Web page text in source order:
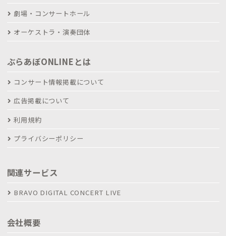
劇場・コンサートホール
オーケストラ・演奏団体
ぶらあぼONLINEとは
コンサート情報掲載について
広告掲載について
利用規約
プライバシーポリシー
関連サービス
BRAVO DIGITAL CONCERT LIVE
会社概要